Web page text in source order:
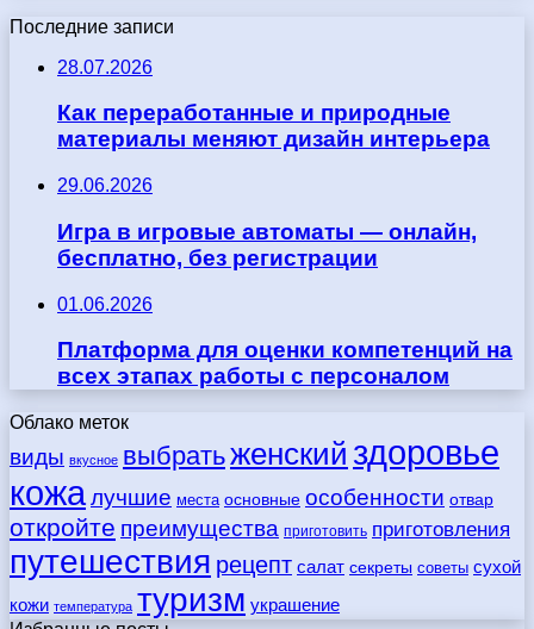
Последние записи
28.07.2026
Как переработанные и природные
материалы меняют дизайн интерьера
29.06.2026
Игра в игровые автоматы — онлайн,
бесплатно, без регистрации
01.06.2026
Платформа для оценки компетенций на
всех этапах работы с персоналом
Облако меток
виды вкусное выбратьженский здоровье
кожалучшие места основные особенности отвар
откройте преимущества приготовить приготовления
путешествия рецепт салат секреты советы сухой
кожи температура туризм украшение